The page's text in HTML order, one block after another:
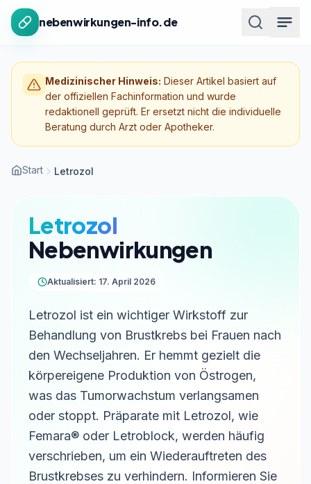
Zum Inhalt springen
nebenwirkungen-info.de
Medizinischer Hinweis: Dieser Artikel basiert auf
der offiziellen Fachinformation und wurde
redaktionell geprüft. Er ersetzt nicht die individuelle
Beratung durch Arzt oder Apotheker.
Start Letrozol
Letrozol
Nebenwirkungen
Aktualisiert: 17. April 2026
Letrozol ist ein wichtiger Wirkstoff zur
Behandlung von Brustkrebs bei Frauen nach
den Wechseljahren. Er hemmt gezielt die
körpereigene Produktion von Östrogen,
was das Tumorwachstum verlangsamen
oder stoppt. Präparate mit Letrozol, wie
Femara® oder Letroblock, werden häufig
verschrieben, um ein Wiederauftreten des
Brustkrebses zu verhindern. Informieren Sie